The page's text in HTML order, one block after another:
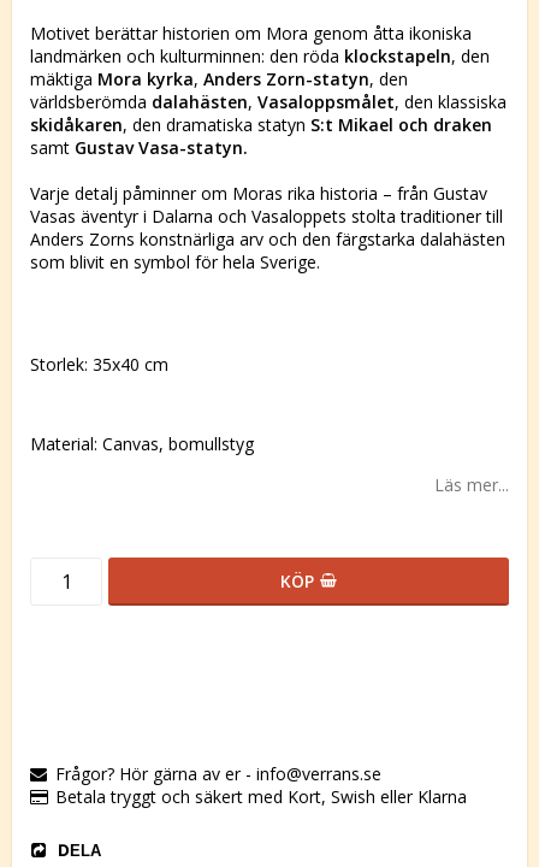
Motivet berättar historien om Mora genom åtta ikoniska
landmärken och kulturminnen: den röda klockstapeln, den
mäktiga Mora kyrka, Anders Zorn-statyn, den
världsberömda dalahästen, Vasaloppsmålet, den klassiska
skidåkaren, den dramatiska statyn S:t Mikael och draken
samt Gustav Vasa-statyn.
Varje detalj påminner om Moras rika historia – från Gustav
Vasas äventyr i Dalarna och Vasaloppets stolta traditioner till
Anders Zorns konstnärliga arv och den färgstarka dalahästen
som blivit en symbol för hela Sverige.
Storlek: 35x40 cm
Material: Canvas, bomullstyg
Läs mer...
KÖP
Frågor? Hör gärna av er - info@verrans.se
Betala tryggt och säkert med Kort, Swish eller Klarna
DELA